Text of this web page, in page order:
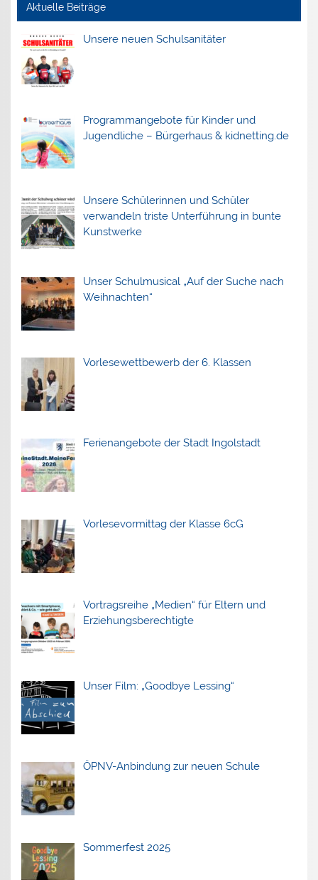
Aktuelle Beiträge
Unsere neuen Schulsanitäter
Programmangebote für Kinder und
Jugendliche – Bürgerhaus & kidnetting.de
Unsere Schülerinnen und Schüler
verwandeln triste Unterführung in bunte
Kunstwerke
Unser Schulmusical „Auf der Suche nach
Weihnachten“
Vorlesewettbewerb der 6. Klassen
Ferienangebote der Stadt Ingolstadt
Vorlesevormittag der Klasse 6cG
Vortragsreihe „Medien“ für Eltern und
Erziehungsberechtigte
Unser Film: „Goodbye Lessing“
ÖPNV-Anbindung zur neuen Schule
Sommerfest 2025